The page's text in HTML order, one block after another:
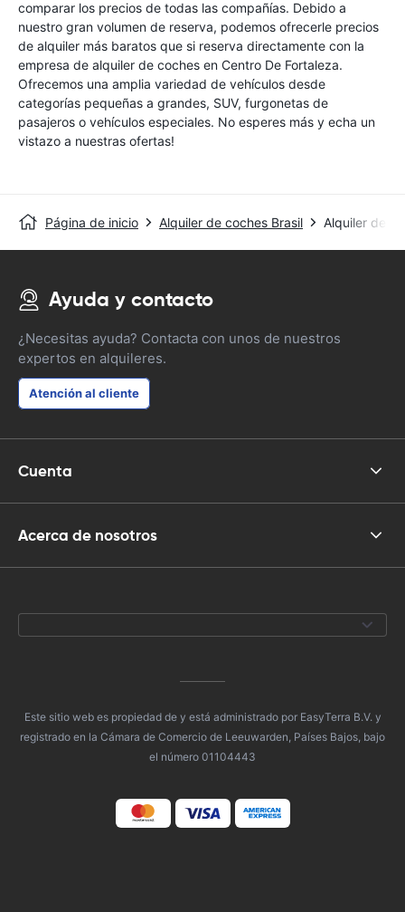
comparar los precios de todas las compañías. Debido a
nuestro gran volumen de reserva, podemos ofrecerle precios
de alquiler más baratos que si reserva directamente con la
empresa de alquiler de coches en Centro De Fortaleza.
Ofrecemos una amplia variedad de vehículos desde
categorías pequeñas a grandes, SUV, furgonetas de
pasajeros o vehículos especiales. No esperes más y echa un
vistazo a nuestras ofertas!
Página de inicio Alquiler de coches Brasil Alquiler de
Ayuda y contacto
¿Necesitas ayuda? Contacta con unos de nuestros
expertos en alquileres.
Atención al cliente
Cuenta
Acerca de nosotros
Este sitio web es propiedad de y está administrado por EasyTerra B.V. y
registrado en la Cámara de Comercio de Leeuwarden, Países Bajos, bajo
el número 01104443